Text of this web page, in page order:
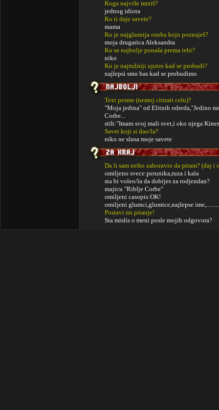
Koga najviše mrziš?
jednog idiota
Ko ti daje savete?
mama
Ko je najglasnija osoba koju poznaješ?
moja drugarica Aleksandra
Ko se najbolje ponaša prema tebi?
niko
Ko je najružniji ujutro kad se probudi?
najlepsi smo bas kad se probudimo
Text pesme (nemoj citirati celu)?
"Moja jedina" od Elitnih odreda,"Jedino
Corbe...
stih:"Imam svoj mali svet,i oko njega
Savet koji si dao/la?
niko ne slusa moje savete
Da li sam nešto zaboravio da pitam? (daj i
omiljeno svece:perunika,ruza i kala
sta bi voleo/la da dobijes za rodjendan?
majicu "Riblje Corbe"
omiljeni casopis:OK!
omiljeni glumci,glumice,najlepse
Postavi mi pitanje!
Sta mislis o meni posle mojih odgovora?